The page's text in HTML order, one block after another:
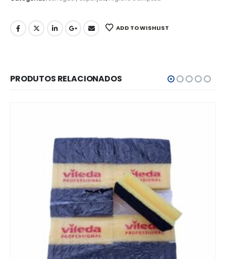
ADD TO WISHLIST
PRODUTOS RELACIONADOS